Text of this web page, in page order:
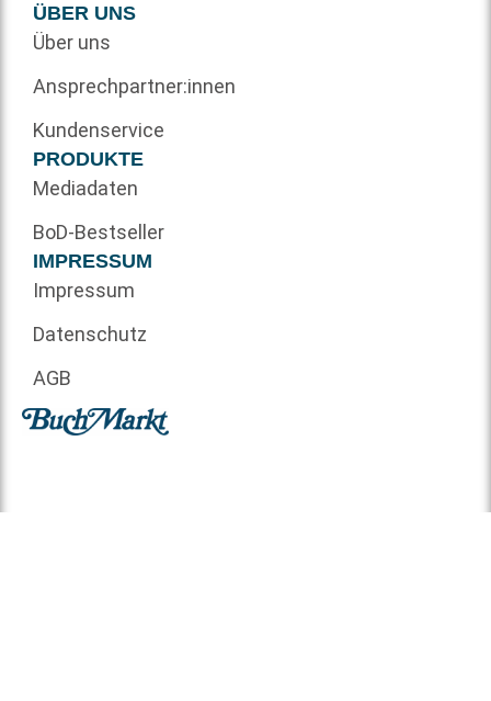
ÜBER UNS
Über uns
Ansprechpartner:innen
Kundenservice
PRODUKTE
Mediadaten
BoD-Bestseller
IMPRESSUM
Impressum
Datenschutz
AGB